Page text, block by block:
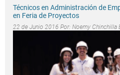
Técnicos en Administración de
en Feria de Proyectos
22 de Junio 2016 Por: Noemy Chinchilla